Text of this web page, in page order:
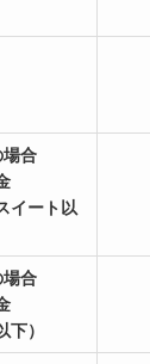
合
イート以
合
下）